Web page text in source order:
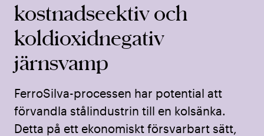
kostnadseektiv och
koldioxidnegativ
järnsvamp
FerroSilva-processen har potential att
förvandla stålindustrin till en kolsänka.
Detta på ett ekonomiskt försvarbart sätt,